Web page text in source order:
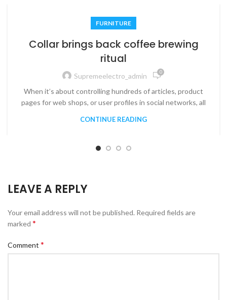
FURNITURE
Collar brings back coffee brewing
ritual
Supremeelectro_admin 0
When it’s about controlling hundreds of articles, product
pages for web shops, or user profiles in social networks, all
CONTINUE READING
LEAVE A REPLY
Your email address will not be published. Required fields are
marked *
Comment *